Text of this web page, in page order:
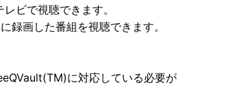
ビで視聴できます。
録画した番組を視聴できます。
に対応している必要が